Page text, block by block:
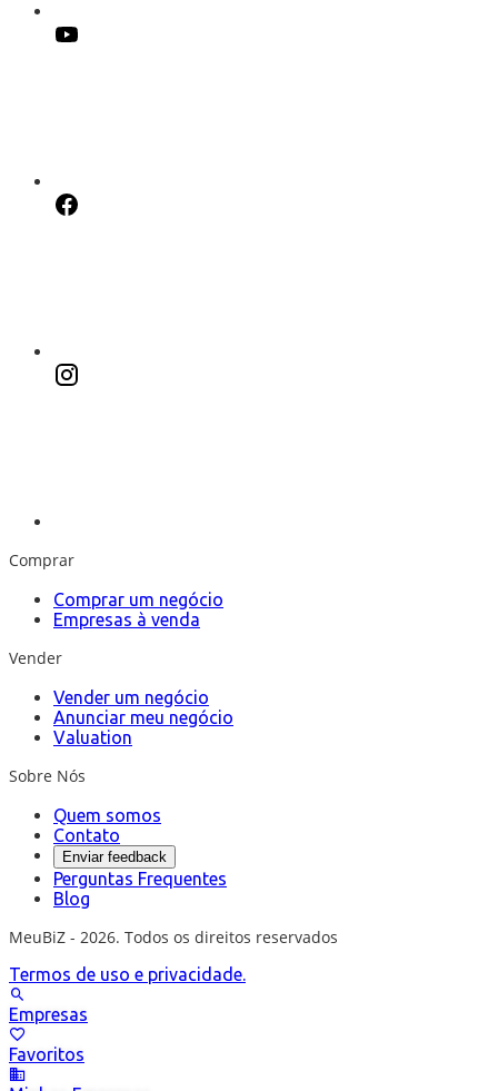
Comprar
Comprar um negócio
Empresas à venda
Vender
Vender um negócio
Anunciar meu negócio
Valuation
Sobre Nós
Quem somos
Contato
Enviar feedback
Perguntas Frequentes
Blog
MeuBiZ - 2026. Todos os direitos reservados
Termos de uso e privacidade.
Empresas
Favoritos